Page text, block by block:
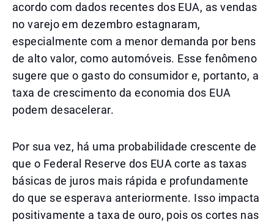
acordo com dados recentes dos EUA, as vendas
no varejo em dezembro estagnaram,
especialmente com a menor demanda por bens
de alto valor, como automóveis. Esse fenômeno
sugere que o gasto do consumidor e, portanto, a
taxa de crescimento da economia dos EUA
podem desacelerar.
Por sua vez, há uma probabilidade crescente de
que o Federal Reserve dos EUA corte as taxas
básicas de juros mais rápida e profundamente
do que se esperava anteriormente. Isso impacta
positivamente a taxa de ouro, pois os cortes nas